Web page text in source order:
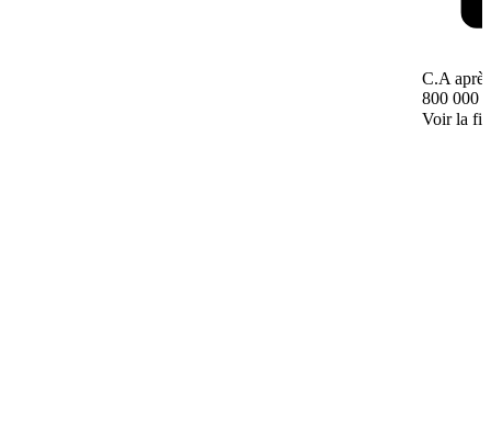
C.A
800 000 €
Voir la